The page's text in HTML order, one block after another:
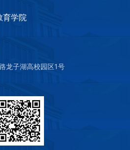
育学院
龙子湖高校园区1号